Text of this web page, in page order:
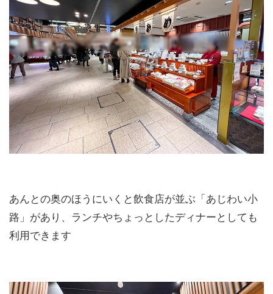
あんとの奥のほうにいくと飲食店が並ぶ「あじわい小
路」があり、ランチやちょっとしたディナーとしても
利用できます